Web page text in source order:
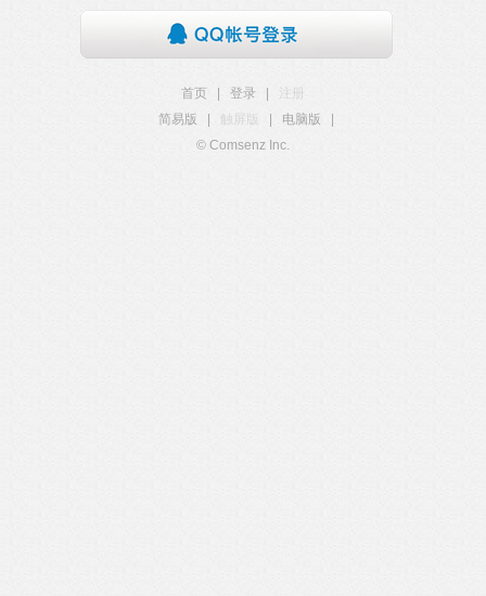
首页 登录
注册
简易版
触屏版 电脑版
© Comsenz Inc.